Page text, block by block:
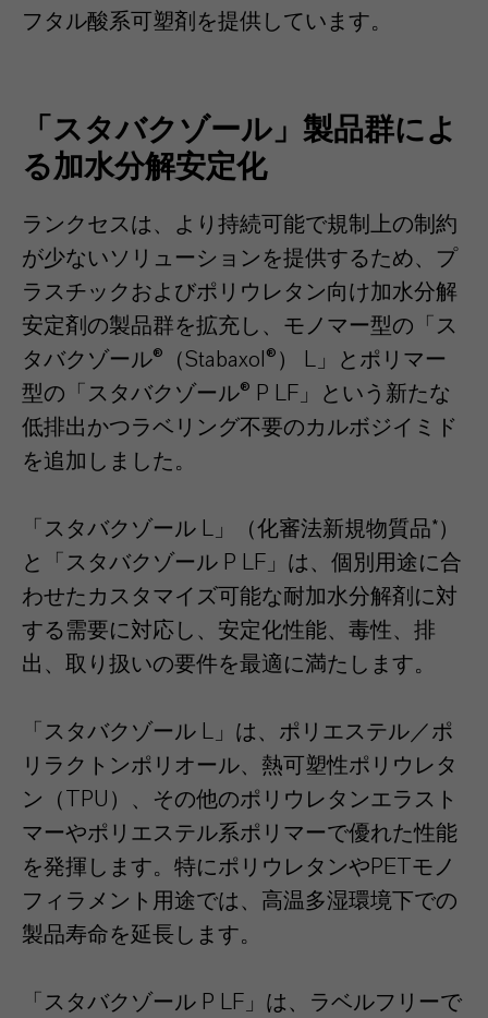
フタル酸系可塑剤を提供しています。
「スタバクゾール」製品群によ
る加水分解安定化
ランクセスは、より持続可能で規制上の制約
が少ないソリューションを提供するため、プ
ラスチックおよびポリウレタン向け加水分解
安定剤の製品群を拡充し、モノマー型の「ス
タバクゾール®（Stabaxol®） L」とポリマー
型の「スタバクゾール® P LF」という新たな
低排出かつラベリング不要のカルボジイミド
を追加しました。
「スタバクゾール L」（化審法新規物質品*）
と「スタバクゾール P LF」は、個別用途に合
わせたカスタマイズ可能な耐加水分解剤に対
する需要に対応し、安定化性能、毒性、排
出、取り扱いの要件を最適に満たします。
「スタバクゾール L」は、ポリエステル／ポ
リラクトンポリオール、熱可塑性ポリウレタ
ン（TPU）、その他のポリウレタンエラスト
マーやポリエステル系ポリマーで優れた性能
を発揮します。特にポリウレタンやPETモノ
フィラメント用途では、高温多湿環境下での
製品寿命を延長します。
「スタバクゾール P LF」は、ラベルフリーで